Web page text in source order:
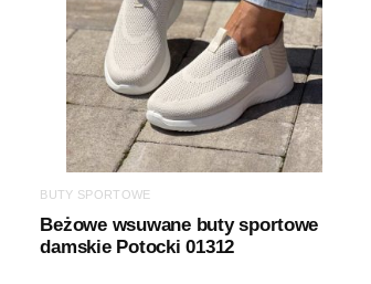
BUTY SPORTOWE
Beżowe wsuwane buty sportowe
damskie Potocki 01312